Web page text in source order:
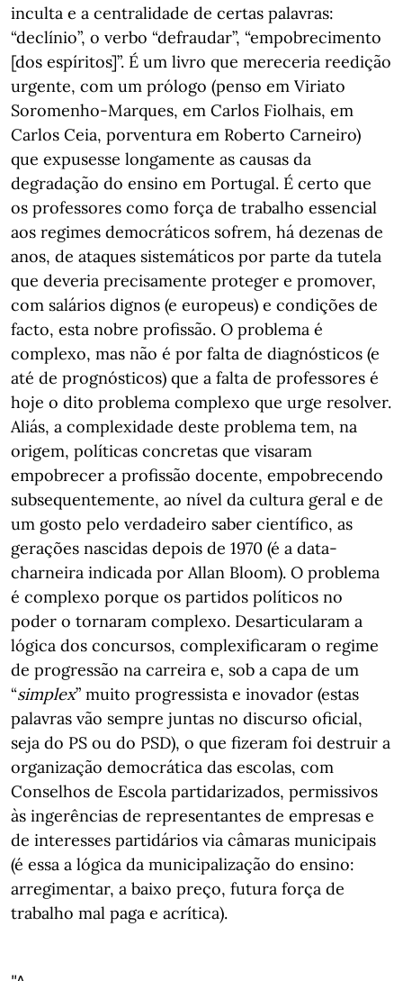
inculta e a centralidade de certas palavras:
“declínio”, o verbo “defraudar”, “empobrecimento
[dos espíritos]”. É um livro que mereceria reedição
urgente, com um prólogo (penso em Viriato
Soromenho-Marques, em Carlos Fiolhais, em
Carlos Ceia, porventura em Roberto Carneiro)
que expusesse longamente as causas da
degradação do ensino em Portugal. É certo que
os professores como força de trabalho essencial
aos regimes democráticos sofrem, há dezenas de
anos, de ataques sistemáticos por parte da tutela
que deveria precisamente proteger e promover,
com salários dignos (e europeus) e condições de
facto, esta nobre profissão. O problema é
complexo, mas não é por falta de diagnósticos (e
até de prognósticos) que a falta de professores é
hoje o dito problema complexo que urge resolver.
Aliás, a complexidade deste problema tem, na
origem, políticas concretas que visaram
empobrecer a profissão docente, empobrecendo
subsequentemente, ao nível da cultura geral e de
um gosto pelo verdadeiro saber científico, as
gerações nascidas depois de 1970 (é a data-
charneira indicada por Allan Bloom). O problema
é complexo porque os partidos políticos no
poder o tornaram complexo. Desarticularam a
lógica dos concursos, complexificaram o regime
de progressão na carreira e, sob a capa de um
“simplex” muito progressista e inovador (estas
palavras vão sempre juntas no discurso oficial,
seja do PS ou do PSD), o que fizeram foi destruir a
organização democrática das escolas, com
Conselhos de Escola partidarizados, permissivos
às ingerências de representantes de empresas e
de interesses partidários via câmaras municipais
(é essa a lógica da municipalização do ensino:
arregimentar, a baixo preço, futura força de
trabalho mal paga e acrítica).